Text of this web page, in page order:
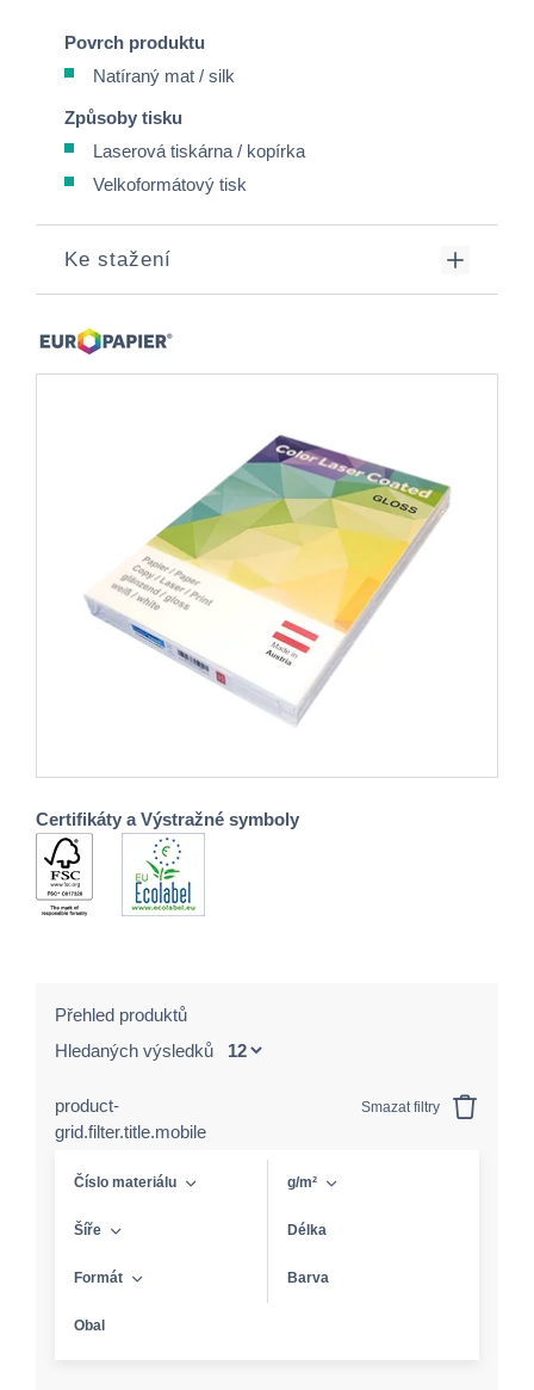
Povrch produktu
Natíraný mat / silk
Způsoby tisku
Laserová tiskárna / kopírka
Velkoformátový tisk
Ke stažení
Certifikáty a Výstražné symboly
Přehled produktů
Hledaných výsledků
product-
grid.filter.title.mobile
Smazat filtry
Číslo materiálu g/m²
Šíře Délka
Formát Barva
Obal